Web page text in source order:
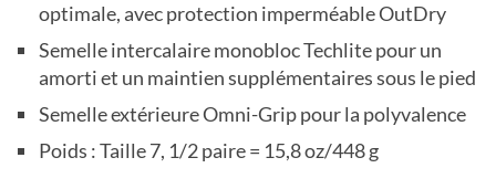
optimale, avec protection imperméable OutDry
Semelle intercalaire monobloc Techlite pour un
amorti et un maintien supplémentaires sous le pied
Semelle extérieure Omni-Grip pour la polyvalence
Poids : Taille 7, 1/2 paire = 15,8 oz/448 g